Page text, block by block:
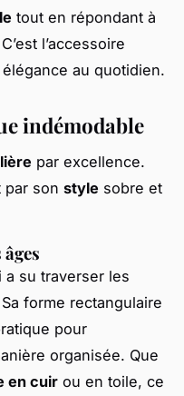
tout en répondant à
l’accessoire
au quotidien.
indémodable
par excellence.
par son style sobre et
su traverser les
forme rectangulaire
pour
organisée. Que
en cuir ou en toile, ce